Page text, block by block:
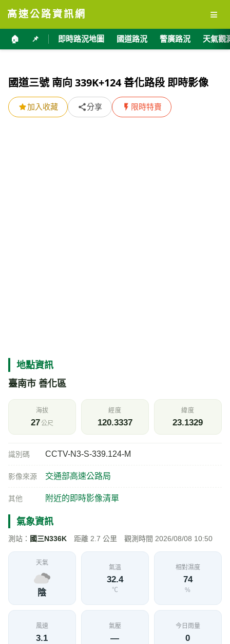
高速公路資訊網 ≡
🏠 📌 即時路況地圖 國道路況 警廣路況 天氣觀
國道三號 南向 339K+124 善化路段 即時影像
加入收藏 分享 限時特賣
地點資訊
臺南市 善化區
海拔
27公尺
經度
120.3337
緯度
23.1329
識別碼 CCTV-N3-S-339.124-M
影像來源 交通部高速公路局
其他 附近的即時影像清單
氣象資訊
測站： 國三N336K 距離 2.7 公里 觀測時間 2026/08/08 10:50
天氣
陰
氣溫
32.4
℃
相對濕度
74
%
風速
3.1
氣壓
—
今日雨量
0